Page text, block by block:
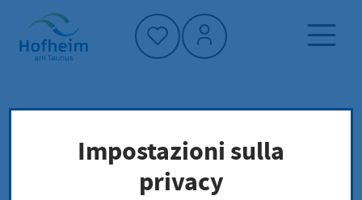
Home"
Pagina iniziale
Cultura, sport e turismo
Cultura urbana
Mostre nel municipio
Impostazioni sulla
privacy